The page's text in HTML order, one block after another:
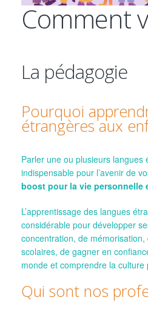
Comment
La pédagogie
Pourquoi
étrangères aux
Parler une ou plusieurs langues
indispensable pour l’avenir de
boost pour la vie personnelle
L’apprentissage des langues
considérable pour développer
concentration, de mémorisation,
scolaires, de gagner en
monde et comprendre la
Qui sont nos